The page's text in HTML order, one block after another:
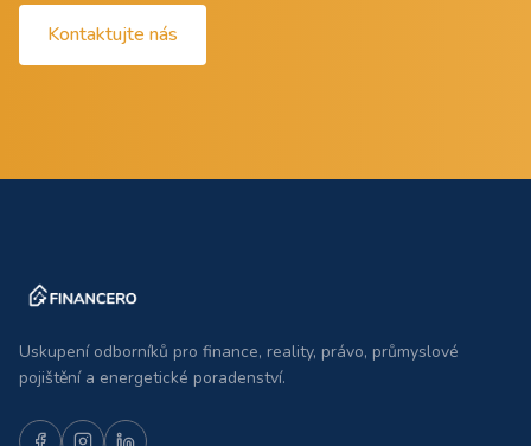
Kontaktujte nás
Uskupení odborníků pro finance, reality, právo, průmyslové
pojištění a energetické poradenství.